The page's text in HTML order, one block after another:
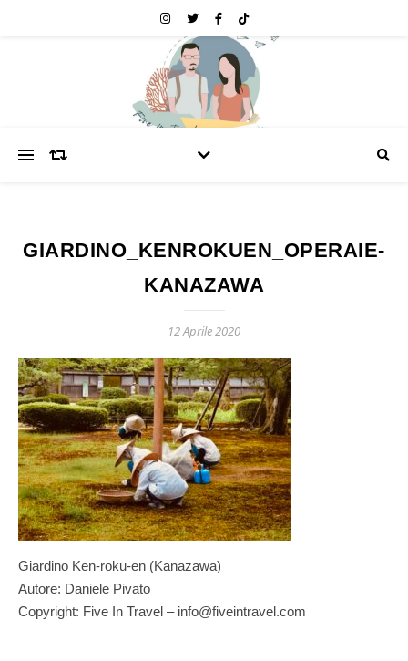
GIARDINO_KENROKUEN_OPERAIE-
KANAZAWA
12 Aprile 2020
Giardino Ken-roku-en (Kanazawa)
Autore: Daniele Pivato
Copyright: Five In Travel – info@fiveintravel.com